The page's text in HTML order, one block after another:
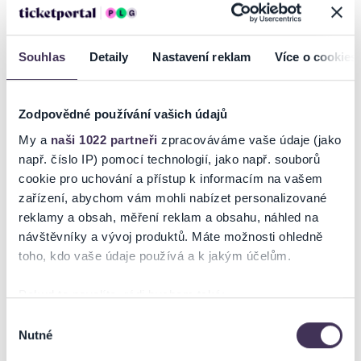
Souhlas Detaily Nastavení reklam Více o cookies
Zodpovědné používání vašich údajů
My a naši 1022 partneři zpracováváme vaše údaje (jako
např. číslo IP) pomocí technologií, jako např. souborů
cookie pro uchování a přístup k informacím na vašem
zařízení, abychom vám mohli nabízet personalizované
reklamy a obsah, měření reklam a obsahu, náhled na
návštěvníky a vývoj produktů. Máte možnosti ohledně
toho, kdo vaše údaje používá a k jakým účelům.
Pokud to povolíte, rádi bychom také:
které mohou být přesné na několik metrů
souhlasu
Nutné